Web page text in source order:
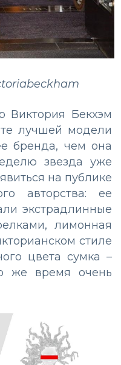
Виктория Бекхэм
лучшей модели
бренда, чем она
звезда уже
на публике
авторства: ее
экстрадлинные
лимонная
стиле
цвета сумка –
же время очень